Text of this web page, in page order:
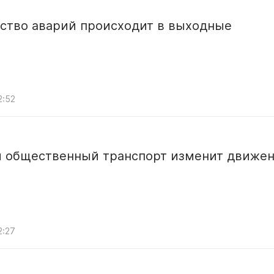
аварий происходит в выходные
общественный транспорт изменит